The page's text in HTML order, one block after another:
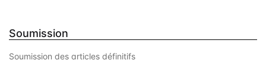
Soumission
Soumission des articles définitifs